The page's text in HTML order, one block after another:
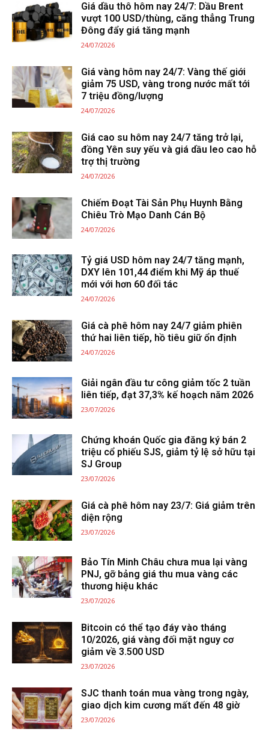
Giá dầu thô hôm nay 24/7: Dầu Brent
vượt 100 USD/thùng, căng thẳng Trung
Đông đẩy giá tăng mạnh
24/07/2026
Giá vàng hôm nay 24/7: Vàng thế giới
giảm 75 USD, vàng trong nước mất tới
7 triệu đồng/lượng
24/07/2026
Giá cao su hôm nay 24/7 tăng trở lại,
đồng Yên suy yếu và giá dầu leo cao hỗ
trợ thị trường
24/07/2026
Chiếm Đoạt Tài Sản Phụ Huynh Bằng
Chiêu Trò Mạo Danh Cán Bộ
24/07/2026
Tỷ giá USD hôm nay 24/7 tăng mạnh,
DXY lên 101,44 điểm khi Mỹ áp thuế
mới với hơn 60 đối tác
24/07/2026
Giá cà phê hôm nay 24/7 giảm phiên
thứ hai liên tiếp, hồ tiêu giữ ổn định
24/07/2026
Giải ngân đầu tư công giảm tốc 2 tuần
liên tiếp, đạt 37,3% kế hoạch năm 2026
23/07/2026
Chứng khoán Quốc gia đăng ký bán 2
triệu cổ phiếu SJS, giảm tỷ lệ sở hữu tại
SJ Group
23/07/2026
Giá cà phê hôm nay 23/7: Giá giảm trên
diện rộng
23/07/2026
Bảo Tín Minh Châu chưa mua lại vàng
PNJ, gỡ bảng giá thu mua vàng các
thương hiệu khác
23/07/2026
Bitcoin có thể tạo đáy vào tháng
10/2026, giá vàng đối mặt nguy cơ
giảm về 3.500 USD
23/07/2026
SJC thanh toán mua vàng trong ngày,
giao dịch kim cương mất đến 48 giờ
23/07/2026